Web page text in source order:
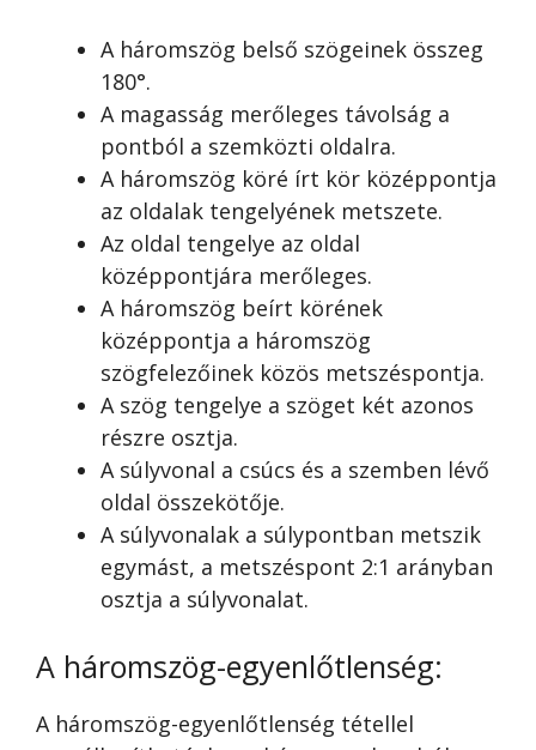
A háromszög belső szögeinek összeg
180°.
A magasság merőleges távolság a
pontból a szemközti oldalra.
A háromszög köré írt kör középpontja
az oldalak tengelyének metszete.
Az oldal tengelye az oldal
középpontjára merőleges.
A háromszög beírt körének
középpontja a háromszög
szögfelezőinek közös metszéspontja.
A szög tengelye a szöget két azonos
részre osztja.
A súlyvonal a csúcs és a szemben lévő
oldal összekötője.
A súlyvonalak a súlypontban metszik
egymást, a metszéspont 2:1 arányban
osztja a súlyvonalat.
A háromszög-egyenlőtlenség:
A háromszög-egyenlőtlenség tétellel